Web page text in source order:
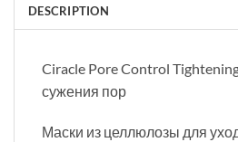
DESCRIPTION
Ciracle Pore Control
сужения пор
Маски из целлюлозы для